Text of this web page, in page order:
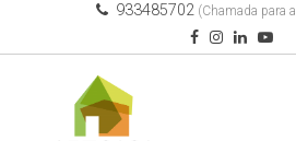
933485702 (Chamada para